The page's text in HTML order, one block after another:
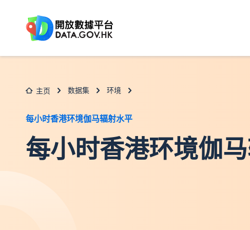
主页 数据集 环境
每小时香港环境伽马辐射水平
每小时香港环境伽